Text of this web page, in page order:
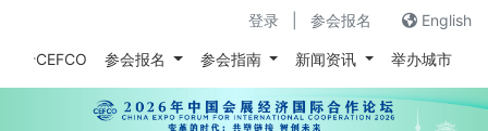
登录 参会报名 English
关于CEFCO 参会报名 参会指南 新闻资讯 举办城市